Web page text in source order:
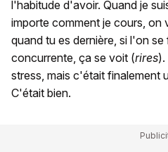
l'habitude d'avoir. Quand je
importe comment je cours, on
quand tu es dernière, si l'on
concurrente, ça se voit (rires
stress, mais c'était finalement
C'était bien.